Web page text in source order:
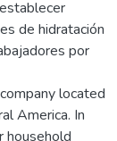
de hidratación
por
located
America. In
household